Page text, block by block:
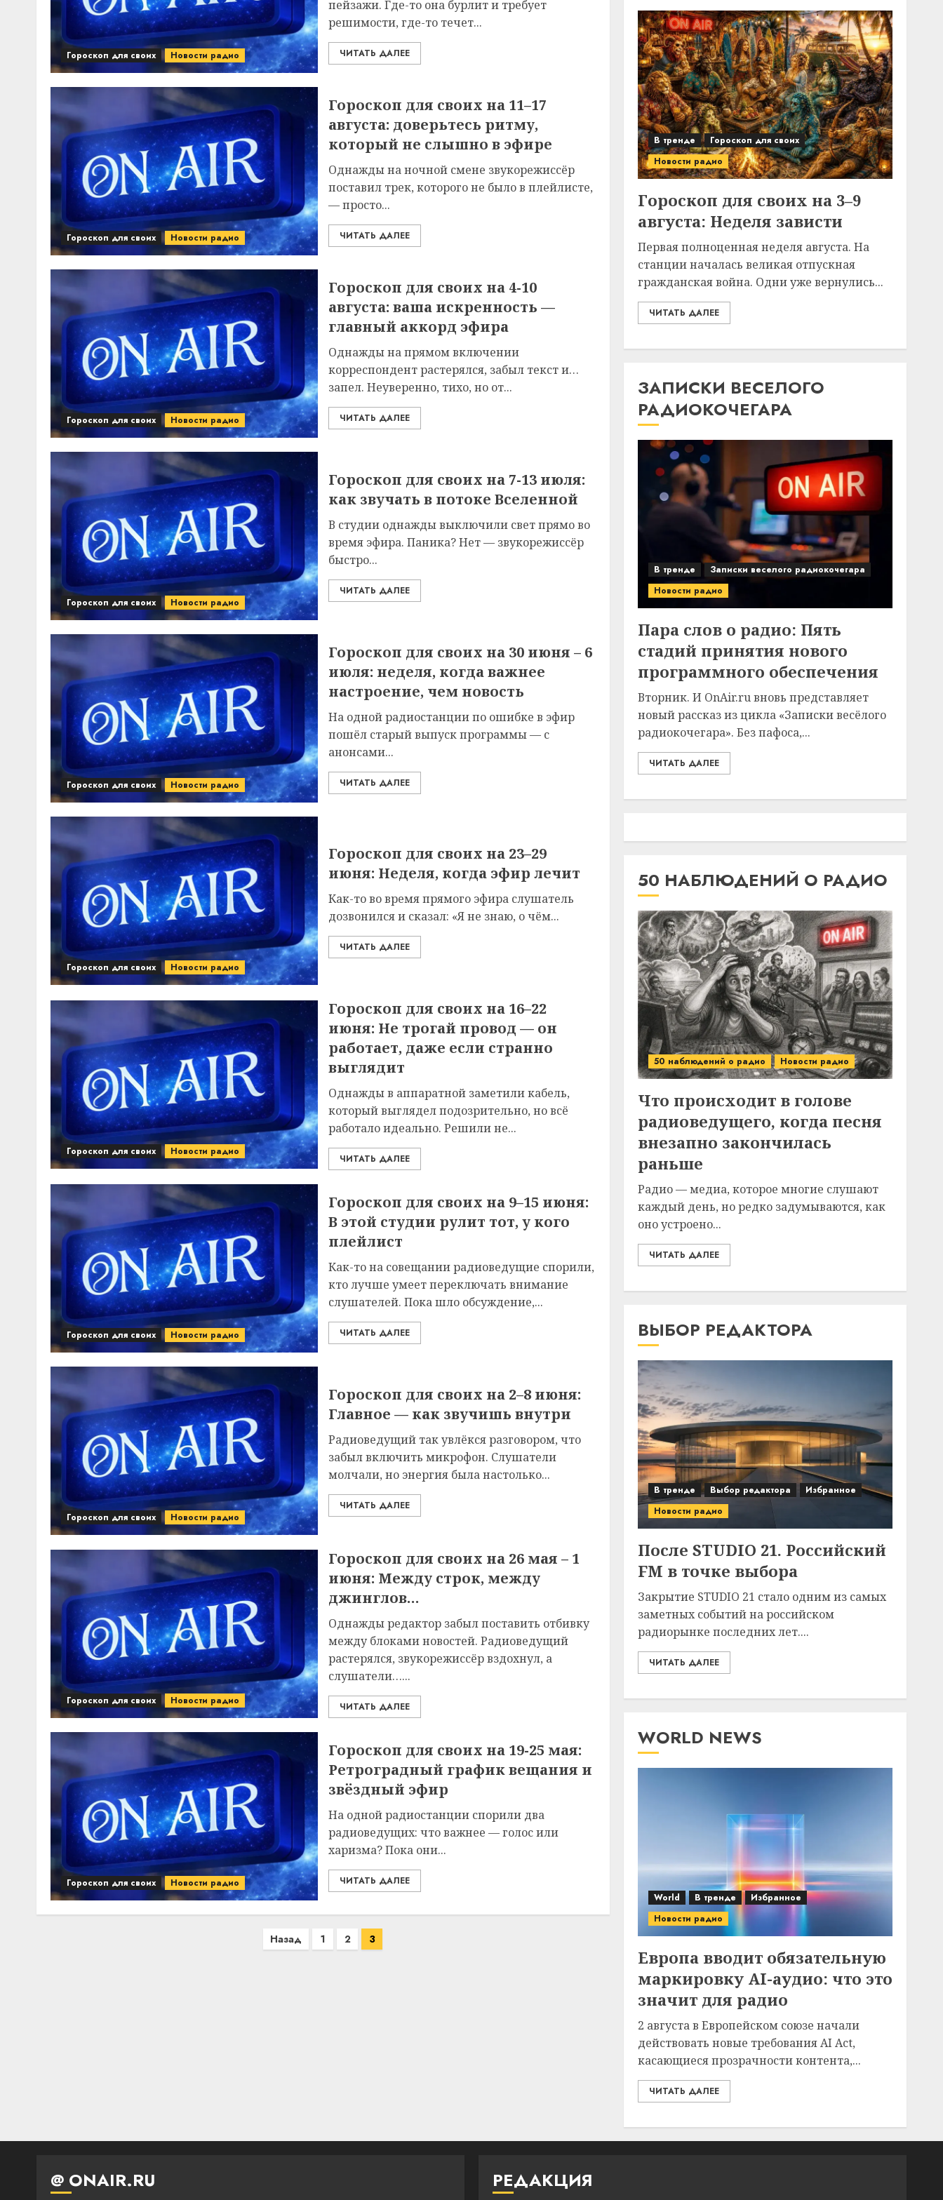
Гороскоп для своих Новости радио
пейзажи. Где-то она бурлит и требует
решимости, где-то течет...
ЧИТАТЬ ДАЛЕЕ
Гороскоп для своих Новости радио
Гороскоп для своих на 11–17
августа: доверьтесь ритму,
который не слышно в эфире
Однажды на ночной смене звукорежиссёр
поставил трек, которого не было в плейлисте,
— просто...
ЧИТАТЬ ДАЛЕЕ
Гороскоп для своих Новости радио
Гороскоп для своих на 4-10
августа: ваша искренность —
главный аккорд эфира
Однажды на прямом включении
корреспондент растерялся, забыл текст и…
запел. Неуверенно, тихо, но от...
ЧИТАТЬ ДАЛЕЕ
Гороскоп для своих Новости радио
Гороскоп для своих на 7-13 июля:
как звучать в потоке Вселенной
В студии однажды выключили свет прямо во
время эфира. Паника? Нет — звукорежиссёр
быстро...
ЧИТАТЬ ДАЛЕЕ
Гороскоп для своих Новости радио
Гороскоп для своих на 30 июня – 6
июля: неделя, когда важнее
настроение, чем новость
На одной радиостанции по ошибке в эфир
пошёл старый выпуск программы — с
анонсами...
ЧИТАТЬ ДАЛЕЕ
Гороскоп для своих Новости радио
Гороскоп для своих на 23–29
июня: Неделя, когда эфир лечит
Как-то во время прямого эфира слушатель
дозвонился и сказал: «Я не знаю, о чём...
ЧИТАТЬ ДАЛЕЕ
Гороскоп для своих Новости радио
Гороскоп для своих на 16–22
июня: Не трогай провод — он
работает, даже если странно
выглядит
Однажды в аппаратной заметили кабель,
который выглядел подозрительно, но всё
работало идеально. Решили не...
ЧИТАТЬ ДАЛЕЕ
Гороскоп для своих Новости радио
Гороскоп для своих на 9–15 июня:
В этой студии рулит тот, у кого
плейлист
Как-то на совещании радиоведущие спорили,
кто лучше умеет переключать внимание
слушателей. Пока шло обсуждение,...
ЧИТАТЬ ДАЛЕЕ
Гороскоп для своих Новости радио
Гороскоп для своих на 2–8 июня:
Главное — как звучишь внутри
Радиоведущий так увлёкся разговором, что
забыл включить микрофон. Слушатели
молчали, но энергия была настолько...
ЧИТАТЬ ДАЛЕЕ
Гороскоп для своих Новости радио
Гороскоп для своих на 26 мая – 1
июня: Между строк, между
джинглов…
Однажды редактор забыл поставить отбивку
между блоками новостей. Радиоведущий
растерялся, звукорежиссёр вздохнул, а
слушатели…...
ЧИТАТЬ ДАЛЕЕ
Гороскоп для своих Новости радио
Гороскоп для своих на 19-25 мая:
Ретроградный график вещания и
звёздный эфир
На одной радиостанции спорили два
радиоведущих: что важнее — голос или
харизма? Пока они...
ЧИТАТЬ ДАЛЕЕ
Назад 1 2 3
В тренде
Гороскоп для своих
Новости радио
Гороскоп для своих на 3–9
августа: Неделя зависти
Первая полноценная неделя августа. На
станции началась великая отпускная
гражданская война. Одни уже вернулись...
ЧИТАТЬ ДАЛЕЕ
ЗАПИСКИ ВЕСЕЛОГО
РАДИОКОЧЕГАРА
В тренде
Записки веселого радиокочегара
Новости радио
Пара слов о радио: Пять
стадий принятия нового
программного обеспечения
Вторник. И OnAir.ru вновь представляет
новый рассказ из цикла «Записки весёлого
радиокочегара». Без пафоса,...
ЧИТАТЬ ДАЛЕЕ
50 НАБЛЮДЕНИЙ О РАДИО
50 наблюдений о радио Новости радио
Что происходит в голове
радиоведущего, когда песня
внезапно закончилась
раньше
Радио — медиа, которое многие слушают
каждый день, но редко задумываются, как
оно устроено...
ЧИТАТЬ ДАЛЕЕ
ВЫБОР РЕДАКТОРА
В тренде Выбор редактора
Избранное
Новости радио
После STUDIO 21. Российский
FM в точке выбора
Закрытие STUDIO 21 стало одним из самых
заметных событий на российском
радиорынке последних лет....
ЧИТАТЬ ДАЛЕЕ
WORLD NEWS
World В тренде
Избранное
Новости радио
Европа вводит обязательную
маркировку AI-аудио: что это
значит для радио
2 августа в Европейском союзе начали
действовать новые требования AI Act,
касающиеся прозрачности контента,...
ЧИТАТЬ ДАЛЕЕ
@ ONAIR.RU РЕДАКЦИЯ